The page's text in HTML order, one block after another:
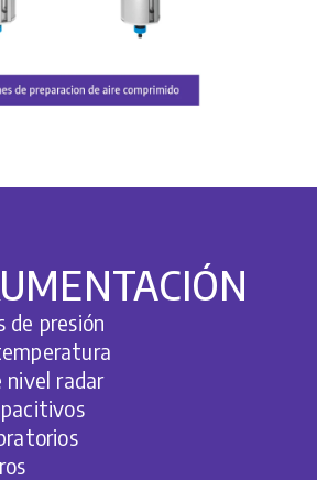
de presión
nivel radar